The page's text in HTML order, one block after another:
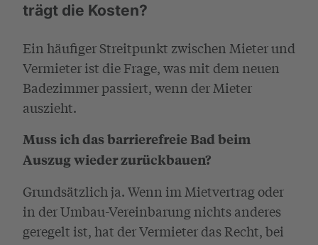
trägt die Kosten?
Ein häufiger Streitpunkt zwischen Mieter und
Vermieter ist die Frage, was mit dem neuen
Badezimmer passiert, wenn der Mieter
auszieht.
Muss ich das barrierefreie Bad beim
Auszug wieder zurückbauen?
Grundsätzlich ja. Wenn im Mietvertrag oder
in der Umbau-Vereinbarung nichts anderes
geregelt ist, hat der Vermieter das Recht, bei